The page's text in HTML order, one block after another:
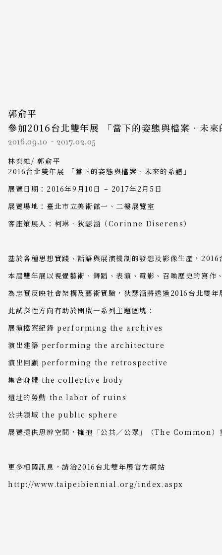
郭俞平
參加2016台北雙年展 「當下的姿態與檔案．未來
2016.09.10- 2017.02.05
林奕維/ 郭俞平
2016台北雙年展 「當下的姿態與檔案．未來的系譜」
展覽日期：2016年9月10日 – 2017年2月5日
展覽場地：臺北市立美術館一、二樓展覽室
客座策展人：柯琳．狄瑟涵（Corinne Diserens）
基於各種思想實踐、話語與展演機制的發想及影像生產，
本屆雙年展以視覺藝術、舞蹈、表演、電影、召喚歷史的寫
為忠實反映社會架構及藝術實驗，狄瑟涵將透過2016台北
此試探性方向有助於開啟一系列主題團塊：
展演檔案紀錄 performing the archives
演出建築 performing the architecture
演出回顧 performing the retrospective
集合身體 the collective body
遺址的勞動 the labor of ruins
公共領域 the public sphere
展覽提供思辨空間，擁抱「公共／公眾」（The Common
更多相關訊息，請洽2016台北雙年展官方網站
http://www.taipeibiennial.org/index.aspx